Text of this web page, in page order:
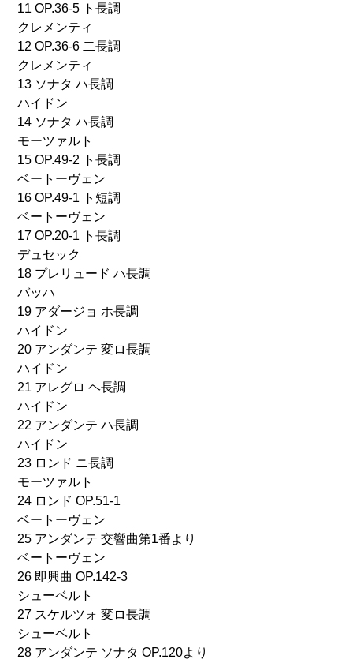
11 OP.36-5 ト長調
クレメンティ
12 OP.36-6 二長調
クレメンティ
13 ソナタ ハ長調
ハイドン
14 ソナタ ハ長調
モーツァルト
15 OP.49-2 ト長調
ベートーヴェン
16 OP.49-1 ト短調
ベートーヴェン
17 OP.20-1 ト長調
デュセック
18 プレリュード ハ長調
バッハ
19 アダージョ ホ長調
ハイドン
20 アンダンテ 変ロ長調
ハイドン
21 アレグロ ヘ長調
ハイドン
22 アンダンテ ハ長調
ハイドン
23 ロンド ニ長調
モーツァルト
24 ロンド OP.51-1
ベートーヴェン
25 アンダンテ 交響曲第1番より
ベートーヴェン
26 即興曲 OP.142-3
シューベルト
27 スケルツォ 変ロ長調
シューベルト
28 アンダンテ ソナタ OP.120より